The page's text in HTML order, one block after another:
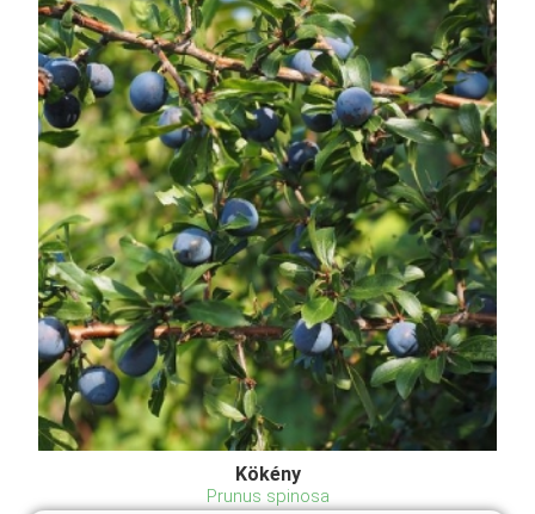
Kökény
Prunus spinosa